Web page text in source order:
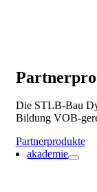
Die STLB-Bau
Bildung VOB-
Partnerprodukte
akademie